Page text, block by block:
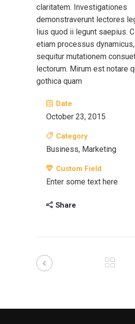
claritatem. Investigationes
demonstraverunt lectores
lius quod ii legunt saepius.
etiam processus
sequitur mutationem
lectorum. Mirum est notare
gothica quam
Date
October 23, 2015
Category
Business, Marketing
Custom Field
Enter some text here
Share